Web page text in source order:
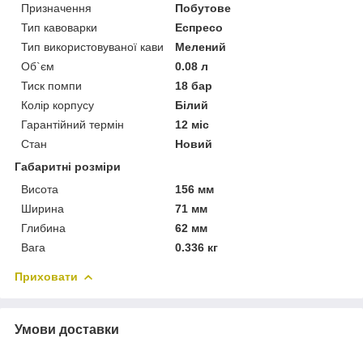
Призначення
Побутове
Тип кавоварки
Еспресо
Тип використовуваної кави
Мелений
Об`єм
0.08 л
Тиск помпи
18 бар
Колір корпусу
Білий
Гарантійний термін
12 міс
Стан
Новий
Габаритні розміри
Висота
156 мм
Ширина
71 мм
Глибина
62 мм
Вага
0.336 кг
Приховати
Умови доставки